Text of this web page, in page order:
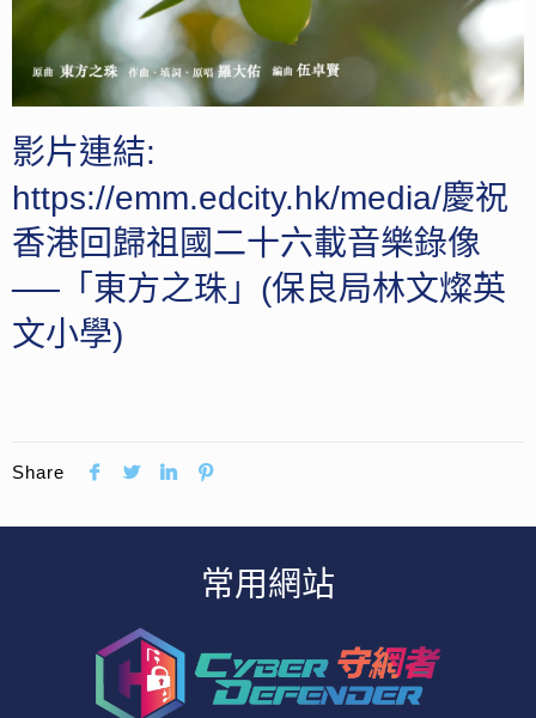
影片連結:
https://emm.edcity.hk/media/慶祝
香港回歸祖國二十六載音樂錄像
──「東方之珠」(保良局林文燦英
文小學)
Share
常用網站